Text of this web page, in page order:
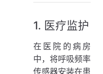
1. 医疗监护
在医院的病房
中，将呼吸频率
传感器安装在患